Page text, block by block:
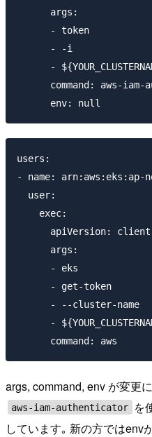
      args:
      - token
      - -i
-
command: aws-iam-
users:
- name: arn:aws:eks:ap-
  user:
    exec:
apiVersion:
      args:
      - eks
      - get-token
      - --cluster-name
-
args, command, env が変更
aws-iam-authenticator
を
しています｡ 新の方ではenv